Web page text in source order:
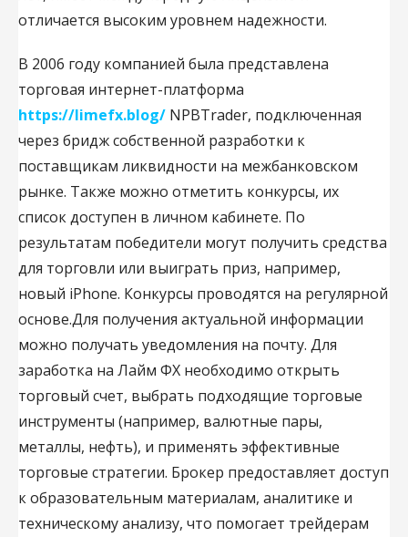
отличается высоким уровнем надежности.
В 2006 году компанией была представлена
торговая интернет-платформа
https://limefx.blog/ NPBTrader, подключенная
через бридж собственной разработки к
поставщикам ликвидности на межбанковском
рынке. Также можно отметить конкурсы, их
список доступен в личном кабинете. По
результатам победители могут получить средства
для торговли или выиграть приз, например,
новый iPhone. Конкурсы проводятся на регулярной
основе.Для получения актуальной информации
можно получать уведомления на почту. Для
заработка на Лайм ФХ необходимо открыть
торговый счет, выбрать подходящие торговые
инструменты (например, валютные пары,
металлы, нефть), и применять эффективные
торговые стратегии. Брокер предоставляет доступ
к образовательным материалам, аналитике и
техническому анализу, что помогает трейдерам